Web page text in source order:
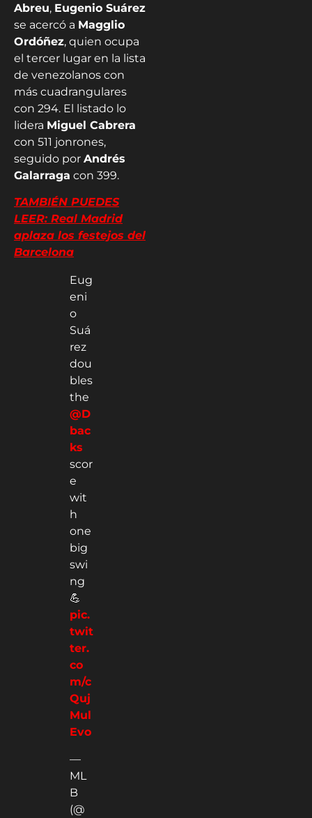
Abreu, Eugenio Suárez
se acercó a Magglio
Ordóñez, quien ocupa
el tercer lugar en la lista
de venezolanos con
más cuadrangulares
con 294. El listado lo
lidera Miguel Cabrera
con 511 jonrones,
seguido por Andrés
Galarraga con 399.
TAMBIÉN PUEDES
LEER: Real Madrid
aplaza los festejos del
Barcelona
Eug
eni
o
Suá
rez
dou
bles
the
@D
bac
ks
scor
e
wit
h
one
big
swi
ng
💪
pic.
twit
ter.
co
m/c
Quj
Mul
Evo
—
ML
B
(@